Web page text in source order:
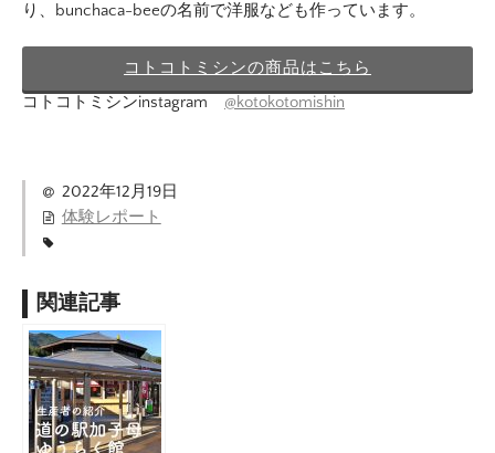
り、bunchaca-beeの名前で洋服なども作っています。
コトコトミシンの商品はこちら
コトコトミシンinstagram @kotokotomishin
2022年12月19日
体験レポート
関連記事